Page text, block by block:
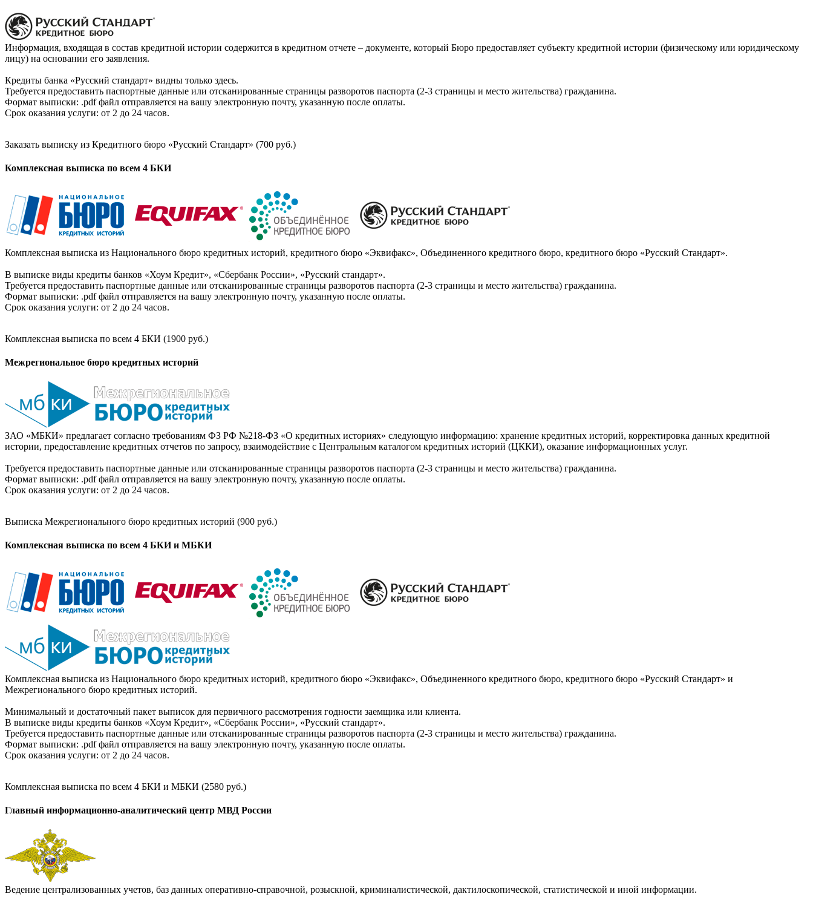
Информация, входящая в состав кредитной истории содержится в кредитном отчете – документе, который Бюро предоставляет субъекту кредитной истории (физическому или юридическому
лицу) на основании его заявления.
Кредиты банка «Русский стандарт» видны только здесь.
Требуется предоставить паспортные данные или отсканированные страницы разворотов паспорта (2-3 страницы и место жительства) гражданина.
Формат выписки: .pdf файл отправляется на вашу электронную почту, указанную после оплаты.
Срок оказания услуги: от 2 до 24 часов.
Заказать выписку из Кредитного бюро «Русский Стандарт» (700 руб.)
Комплексная выписка по всем 4 БКИ
Комплексная выписка из Национального бюро кредитных историй, кредитного бюро «Эквифакс», Объединенного кредитного бюро, кредитного бюро «Русский Стандарт».
В выписке виды кредиты банков «Хоум Кредит», «Сбербанк России», «Русский стандарт».
Требуется предоставить паспортные данные или отсканированные страницы разворотов паспорта (2-3 страницы и место жительства) гражданина.
Формат выписки: .pdf файл отправляется на вашу электронную почту, указанную после оплаты.
Срок оказания услуги: от 2 до 24 часов.
Комплексная выписка по всем 4 БКИ (1900 руб.)
Межрегиональное бюро кредитных историй
ЗАО «МБКИ» предлагает согласно требованиям ФЗ РФ №218-ФЗ «О кредитных историях» следующую информацию: хранение кредитных историй, корректировка данных кредитной
истории, предоставление кредитных отчетов по запросу, взаимодействие с Центральным каталогом кредитных историй (ЦККИ), оказание информационных услуг.
Требуется предоставить паспортные данные или отсканированные страницы разворотов паспорта (2-3 страницы и место жительства) гражданина.
Формат выписки: .pdf файл отправляется на вашу электронную почту, указанную после оплаты.
Срок оказания услуги: от 2 до 24 часов.
Выписка Межрегионального бюро кредитных историй (900 руб.)
Комплексная выписка по всем 4 БКИ и МБКИ
Комплексная выписка из Национального бюро кредитных историй, кредитного бюро «Эквифакс», Объединенного кредитного бюро, кредитного бюро «Русский Стандарт» и
Межрегионального бюро кредитных историй.
Минимальный и достаточный пакет выписок для первичного рассмотрения годности заемщика или клиента.
В выписке виды кредиты банков «Хоум Кредит», «Сбербанк России», «Русский стандарт».
Требуется предоставить паспортные данные или отсканированные страницы разворотов паспорта (2-3 страницы и место жительства) гражданина.
Формат выписки: .pdf файл отправляется на вашу электронную почту, указанную после оплаты.
Срок оказания услуги: от 2 до 24 часов.
Комплексная выписка по всем 4 БКИ и МБКИ (2580 руб.)
Главный информационно-аналитический центр МВД России
Ведение централизованных учетов, баз данных оперативно-справочной, розыскной, криминалистической, дактилоскопической, статистической и иной информации.